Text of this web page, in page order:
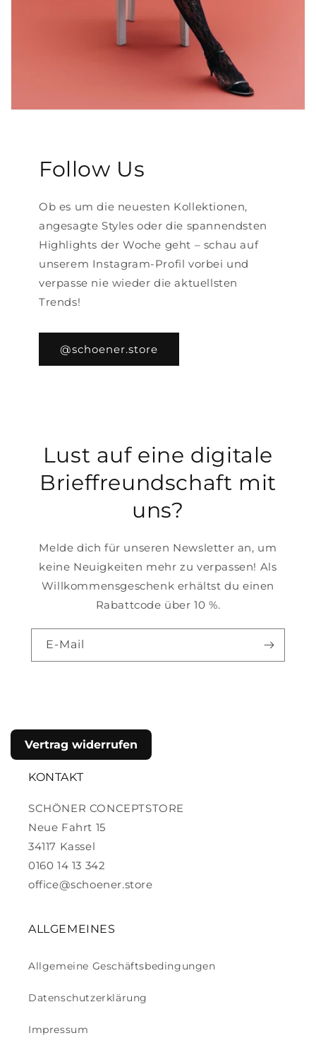
Follow Us
Ob es um die neuesten Kollektionen,
angesagte Styles oder die spannendsten
Highlights der Woche geht – schau auf
unserem Instagram-Profil vorbei und
verpasse nie wieder die aktuellsten
Trends!
@schoener.store
Lust auf eine digitale
Brieffreundschaft mit
uns?
Melde dich für unseren Newsletter an, um
keine Neuigkeiten mehr zu verpassen! Als
Willkommensgeschenk erhältst du einen
Rabattcode über 10 %.
E-Mail
Vertrag widerrufen
KONTAKT
SCHÖNER CONCEPTSTORE
Neue Fahrt 15
34117 Kassel
0160 14 13 342
office@schoener.store
ALLGEMEINES
Allgemeine Geschäftsbedingungen
Datenschutzerklärung
Impressum